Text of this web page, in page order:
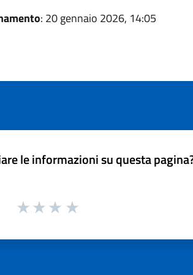
: 20 gennaio 2026, 14:05
le informazioni su questa